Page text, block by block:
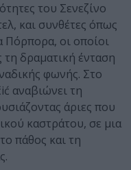
του Σενεζίνο
και συνθέτες όπως
Πόρπορα, οι οποίοι
τη δραματική ένταση
φωνής. Στο
αναβιώνει τη
άριες που
καστράτου, σε μια
πάθος και τη